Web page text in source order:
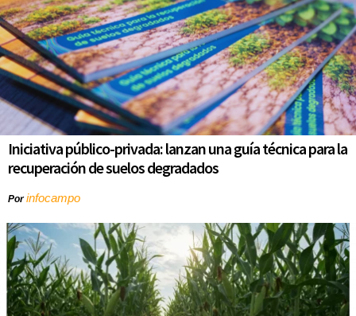
Iniciativa público-privada: lanzan una guía técnica para la
recuperación de suelos degradados
Porinfocampo